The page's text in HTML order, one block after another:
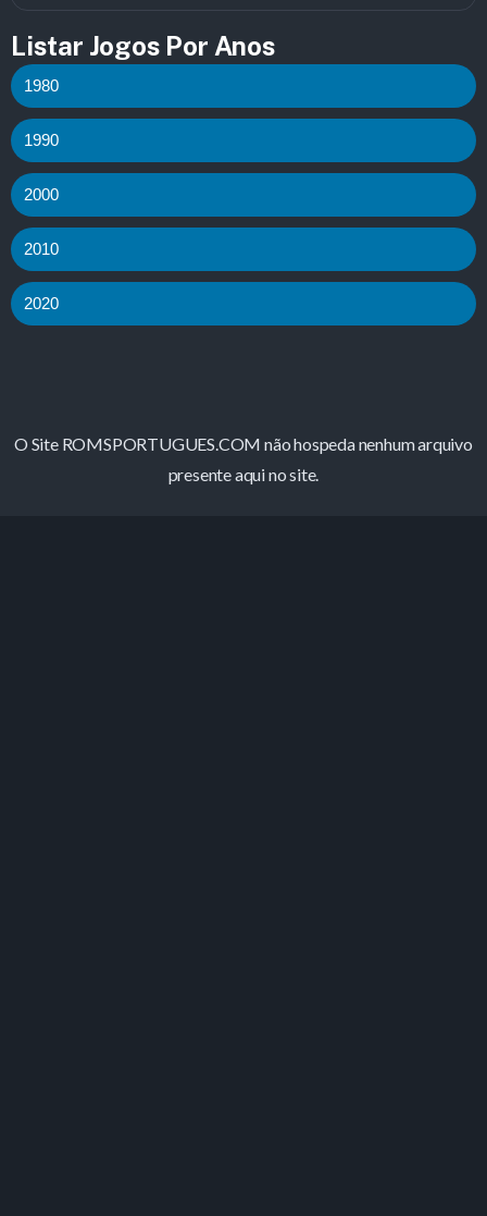
Listar Jogos Por Anos
1980
1990
2000
2010
2020
O Site ROMSPORTUGUES.COM não hospeda nenhum arquivo
presente aqui no site.